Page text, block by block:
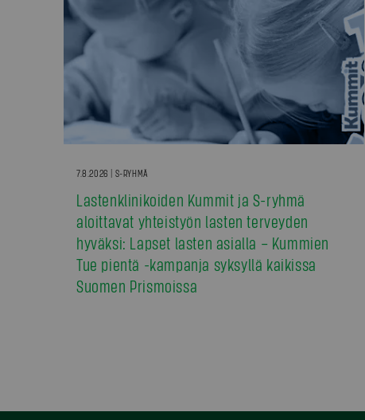
7.8.2026 | S-RYHMÄ
Lastenklinikoiden Kummit ja S-ryhmä
aloittavat yhteistyön lasten terveyden
hyväksi: Lapset lasten asialla – Kummien
Tue pientä -kampanja syksyllä kaikissa
Suomen Prismoissa